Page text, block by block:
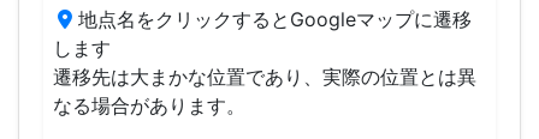
地点名をクリックするとGoogleマップに遷移
します
遷移先は大まかな位置であり、実際の位置とは異
なる場合があります。